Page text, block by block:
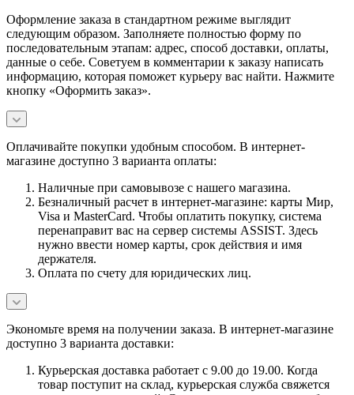
Оформление заказа в стандартном режиме выглядит
следующим образом. Заполняете полностью форму по
последовательным этапам: адрес, способ доставки, оплаты,
данные о себе. Советуем в комментарии к заказу написать
информацию, которая поможет курьеру вас найти. Нажмите
кнопку «Оформить заказ».
Оплачивайте покупки удобным способом. В интернет-
магазине доступно 3 варианта оплаты:
Наличные при самовывозе с нашего магазина.
Безналичный расчет в интернет-магазине: карты Мир,
Visa и MasterCard. Чтобы оплатить покупку, система
перенаправит вас на сервер системы ASSIST. Здесь
нужно ввести номер карты, срок действия и имя
держателя.
Оплата по счету для юридических лиц.
Экономьте время на получении заказа. В интернет-магазине
доступно 3 варианта доставки:
Курьерская доставка работает с 9.00 до 19.00. Когда
товар поступит на склад, курьерская служба свяжется